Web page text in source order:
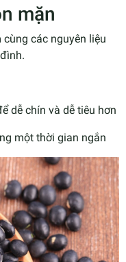
mặn
các nguyên liệu
dễ chín và dễ tiêu hơn
một thời gian ngắn